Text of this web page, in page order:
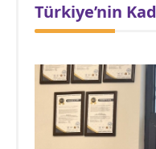
Türkiye’nin